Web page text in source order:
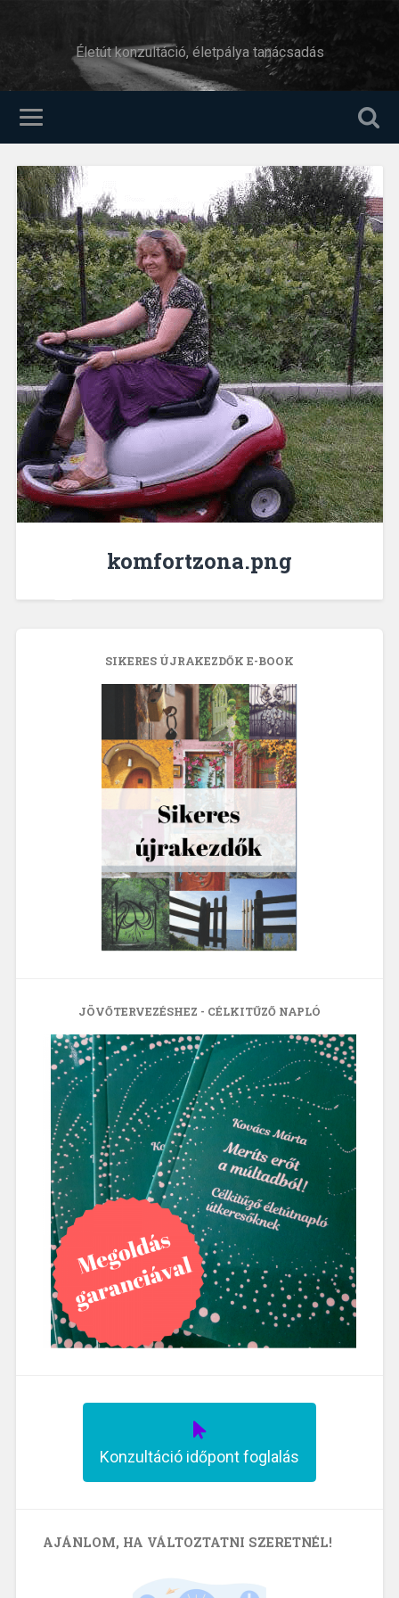
Életút konzultáció, életpálya tanácsadás
komfortzona.png
SIKERES ÚJRAKEZDŐK E-BOOK
JÖVŐTERVEZÉSHEZ - CÉLKITŰZŐ NAPLÓ
Konzultáció időpont foglalás
AJÁNLOM, HA VÁLTOZTATNI SZERETNÉL!